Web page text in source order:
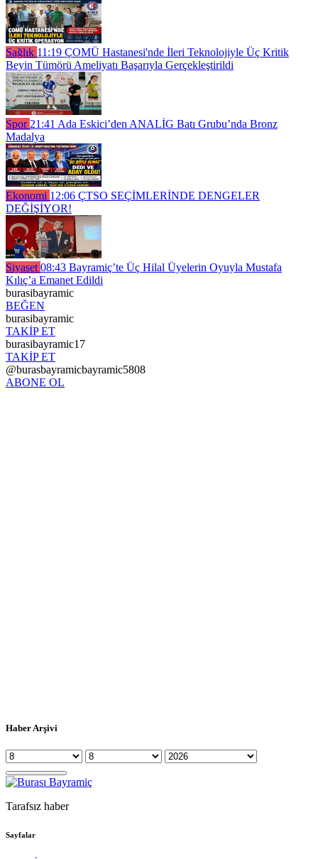
Sağlık 11:19 ÇOMÜ Hastanesi'nde İleri Teknolojiyle Üç Kritik
Beyin Tümörü Ameliyatı Başarıyla Gerçekleştirildi
Spor 21:41 Ada Eskici’den ANALİG Batı Grubu’nda Bronz
Madalya
Ekonomi 12:06 ÇTSO SEÇİMLERİNDE DENGELER
DEĞİŞİYOR!
Siyaset 08:43 Bayramiç’te Üç Hilal Üyelerin Oyuyla Mustafa
Kılıç’a Emanet Edildi
burasibayramic
BEĞEN
burasibayramic
TAKİP ET
burasibayramic17
TAKİP ET
@burasbayramicbayramic5808
ABONE OL
Haber Arşivi
Tarafsız haber
Sayfalar